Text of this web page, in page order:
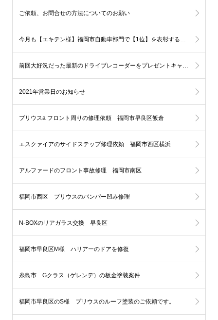
ご依頼、お問合せの方法についてのお願い
2021年営業日のお知らせ
プリウスa フロント周りの修理依頼 福岡市早良区飯倉
エスクァイアのサイドステップ修理依頼 福岡市西区横浜
アルファードのフロント事故修理 福岡市南区
福岡市西区 プリウスのバンパー凹み修理
N-BOXのリアガラス交換 早良区
福岡市早良区M様 ハリアーのドアを修復
糸島市 Gクラス（ゲレンデ）の板金塗装案件
福岡市早良区のS様 プリウスのルーフ塗装のご依頼です。